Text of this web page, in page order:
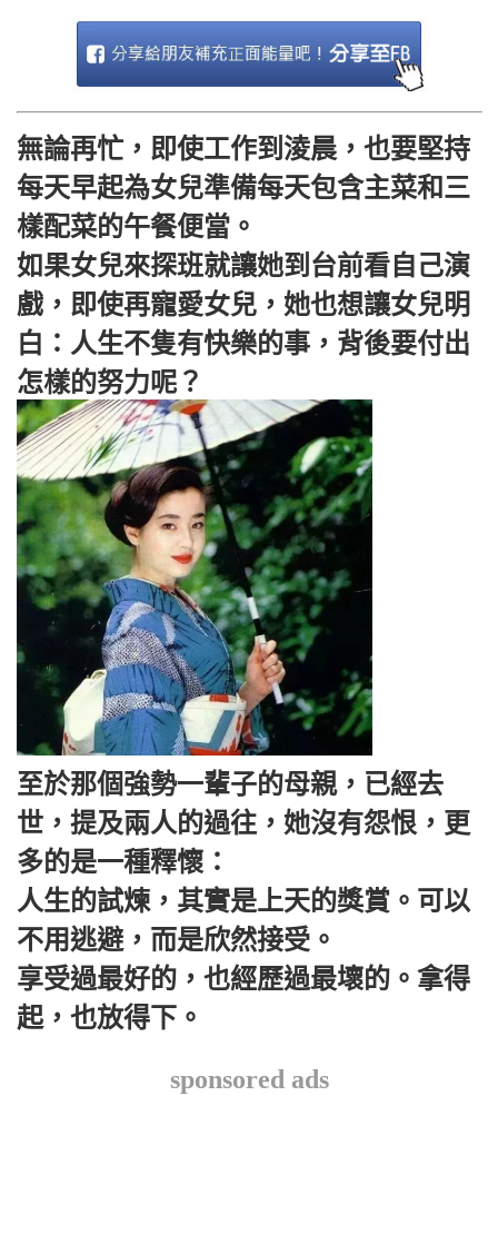
無論再忙，即使工作到淩晨，也要堅持
每天早起為女兒準備每天包含主菜和三
樣配菜的午餐便當。
如果女兒來探班就讓她到台前看自己演
戲，即使再寵愛女兒，她也想讓女兒明
白：人生不隻有快樂的事，背後要付出
怎樣的努力呢？
至於那個強勢一輩子的母親，已經去
世，提及兩人的過往，她沒有怨恨，更
多的是一種釋懷：
人生的試煉，其實是上天的獎賞。可以
不用逃避，而是欣然接受。
享受過最好的，也經歷過最壞的。拿得
起，也放得下。
sponsored ads